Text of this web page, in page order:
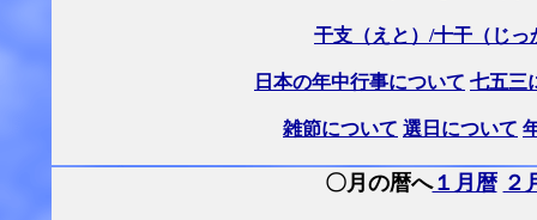
干支（えと）/十干（じ
日本の年中行事について 七五三
雑節について 選日について
〇月の暦へ１月暦 ２